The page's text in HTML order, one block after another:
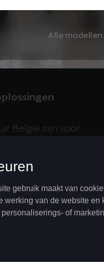
België zijn voor
of-entry te
tussen
“Maar in feite
tot diep in
Frankrijk toe”, klint
die